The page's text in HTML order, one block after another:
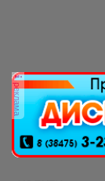
реклама